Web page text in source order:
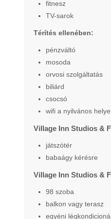
fitnesz
TV-sarok
Térítés ellenében:
pénzváltó
mosoda
orvosi szolgáltatás
biliárd
csocsó
wifi a nyilvános
Village Inn Studios &
játszótér
babaágy kérésre
Village Inn Studios &
98 szoba
balkon vagy terasz
egyéni